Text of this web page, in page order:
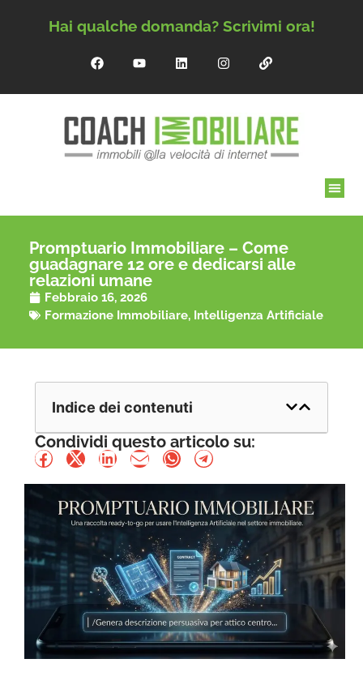
Hai qualche domanda? Scrivimi ora!
Promptuario Immobiliare – Come
guadagnare 12 ore e dedicarsi alle
relazioni umane
Febbraio 16, 2026
Formazione Immobiliare, Intelligenza Artificiale
Indice dei contenuti
Condividi questo articolo su: